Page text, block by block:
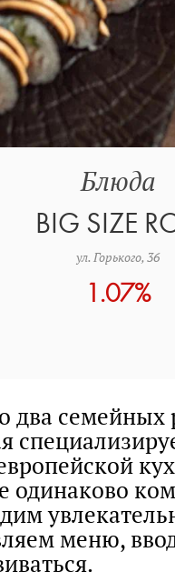
Блюда
BIG SIZE
ул. Горького, 36
1.07%
два семейных
одинаково
меню,